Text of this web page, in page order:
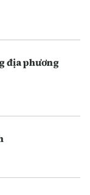
địa phương